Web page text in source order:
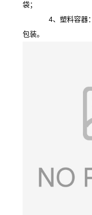
袋；
4、塑料容器：
包装。